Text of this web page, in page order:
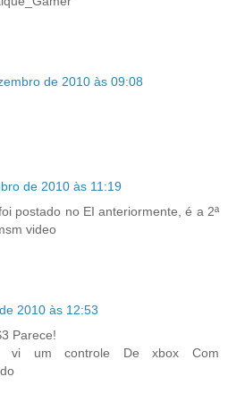
de 2010 às 09:08
de 2010 às 11:19
postado no EI anteriormente, é a 2ª
video
2010 às 12:53
Parece!
vi um controle De xbox Com